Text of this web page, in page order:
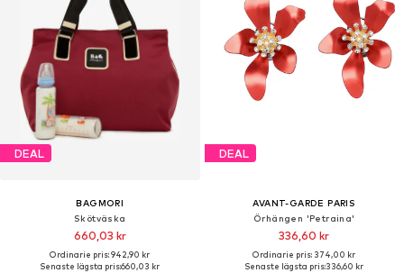
DEAL
BAGMORI
Skötväska
660,03 kr
Ordinarie pris: 942,90 kr
Senaste lägsta pris:660,03 kr
DEAL
AVANT-GARDE PARIS
Örhängen 'Petraina'
336,60 kr
Ordinarie pris: 374,00 kr
Senaste lägsta pris:336,60 kr